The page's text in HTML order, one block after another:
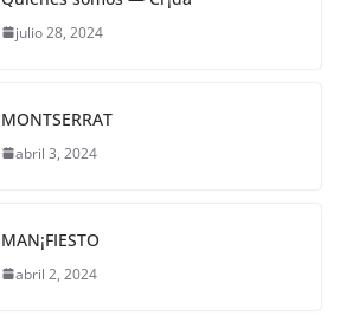
julio 28, 2024
MONTSERRAT
abril 3, 2024
MAN¡FIESTO
abril 2, 2024